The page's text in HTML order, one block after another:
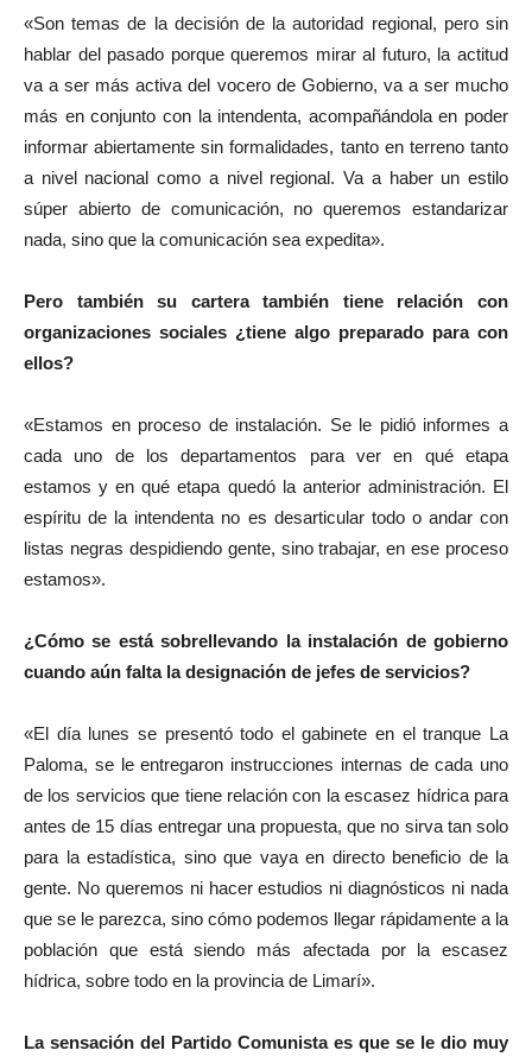
«Son temas de la decisión de la autoridad regional, pero sin
hablar del pasado porque queremos mirar al futuro, la actitud
va a ser más activa del vocero de Gobierno, va a ser mucho
más en conjunto con la intendenta, acompañándola en poder
informar abiertamente sin formalidades, tanto en terreno tanto
a nivel nacional como a nivel regional. Va a haber un estilo
súper abierto de comunicación, no queremos estandarizar
nada, sino que la comunicación sea expedita».
Pero también su cartera también tiene relación con
organizaciones sociales ¿tiene algo preparado para con
ellos?
«Estamos en proceso de instalación. Se le pidió informes a
cada uno de los departamentos para ver en qué etapa
estamos y en qué etapa quedó la anterior administración. El
espíritu de la intendenta no es desarticular todo o andar con
listas negras despidiendo gente, sino trabajar, en ese proceso
estamos».
¿Cómo se está sobrellevando la instalación de gobierno
cuando aún falta la designación de jefes de servicios?
«El día lunes se presentó todo el gabinete en el tranque La
Paloma, se le entregaron instrucciones internas de cada uno
de los servicios que tiene relación con la escasez hídrica para
antes de 15 días entregar una propuesta, que no sirva tan solo
para la estadística, sino que vaya en directo beneficio de la
gente. No queremos ni hacer estudios ni diagnósticos ni nada
que se le parezca, sino cómo podemos llegar rápidamente a la
población que está siendo más afectada por la escasez
hídrica, sobre todo en la provincia de Limarí».
La sensación del Partido Comunista es que se le dio muy